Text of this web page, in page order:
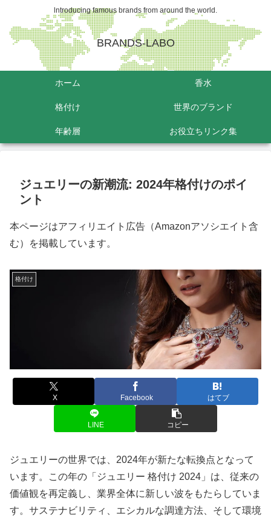
lntroducing famous brands from around the world.
BRANDS-LABO
ホーム 香水
格付け 世界のブランド
年齢層 お役立ちリンク集
ジュエリーの新潮流: 2024年格付けのポイ
ント
本ページはアフィリエイト広告（Amazonアソシエイト含
む）を掲載しています。
格付け
X Facebook はてブ
LINE コピー
ジュエリーの世界では、2024年が新たな転換点となって
います。この年の「ジュエリー 格付け 2024」は、従来の
価値観を再定義し、業界全体に新しい波をもたらしていま
す。サステナビリティ、エシカルな調達方法、そして環境